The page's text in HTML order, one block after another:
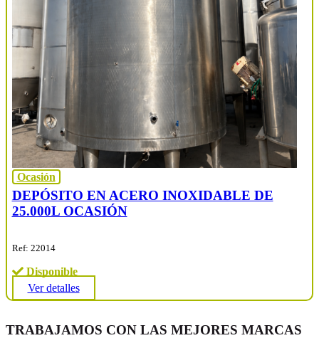
Ocasión
DEPÓSITO EN ACERO INOXIDABLE DE
25.000L OCASIÓN
Ref: 22014
Disponible
Ver detalles
TRABAJAMOS CON LAS MEJORES MARCAS